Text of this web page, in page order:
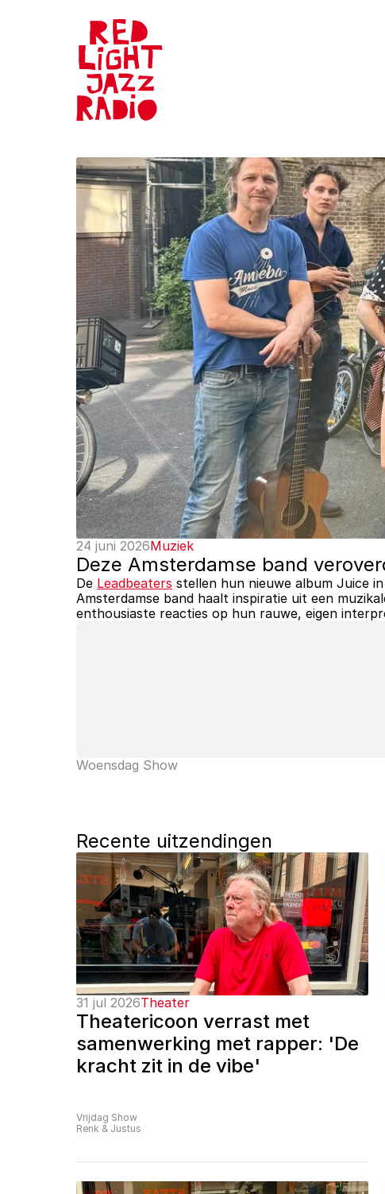
24 juni 2026Muziek
Deze Amsterdamse band
De Leadbeaters stellen hun nieuwe album Juice
Amsterdamse band haalt inspiratie uit een
enthousiaste reacties op hun rauwe, eigen
Woensdag Show
Recente uitzendingen
31 jul 2026Theater
Theatericoon verrast met
samenwerking met rapper: 'De
kracht zit in de vibe'
Vrijdag Show
Renk & Justus